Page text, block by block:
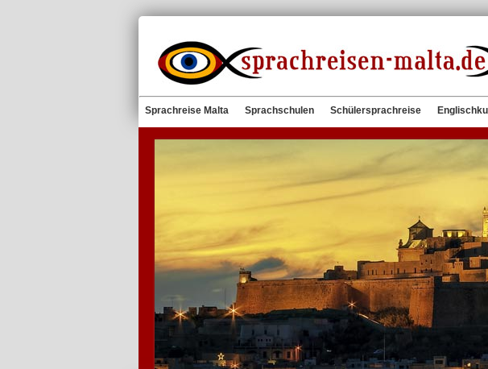
Sprachreise Malta Sprachschulen Schülersprachreise